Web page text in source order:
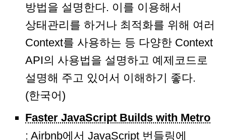
방법을 설명한다. 이를 이용해서
상태관리를 하거나 최적화를 위해 여러
Context를 사용하는 등 다양한 Context
API의 사용법을 설명하고 예제코드로
설명해 주고 있어서 이해하기 좋다.
(한국어)
Faster JavaScript Builds with Metro
: Airbnb에서 JavaScript 번들링에